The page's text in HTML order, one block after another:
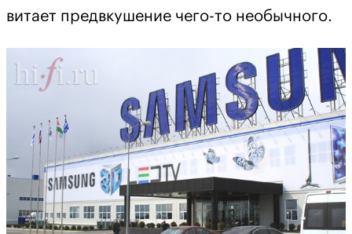
витает предвкушение чего-то необычного.